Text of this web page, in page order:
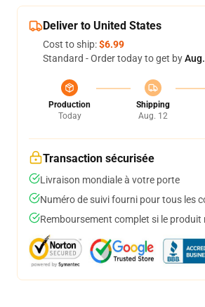
Deliver to United States
Cost to ship:$6.99
Standard - Order today to get by
Production
Today
Shipping
Aug. 12
Transaction sécurisée
Livraison mondiale à votre porte
Numéro de suivi fourni pour tous les
Remboursement complet si le produit